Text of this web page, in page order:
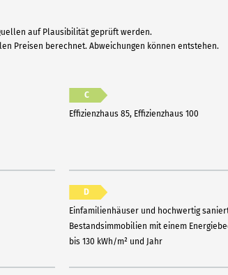
auf Plausibilität geprüft werden.
Preisen berechnet. Abweichungen können entstehen.
C
Effizienzhaus 85, Effizienzhaus 100
D
Einfamilienhäuser und hochwertig
Bestandsimmobilien mit einem
bis 130 kWh/m² und Jahr